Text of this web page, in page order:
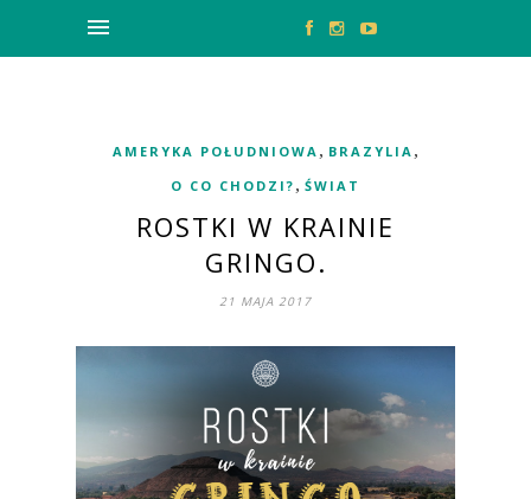
AMERYKA POŁUDNIOWA , BRAZYLIA ,
O CO CHODZI? , ŚWIAT
ROSTKI W KRAINIE
GRINGO.
21 MAJA 2017